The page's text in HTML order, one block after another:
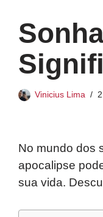
Vinicius Lima
No mundo dos
apocalipse
sua vida.